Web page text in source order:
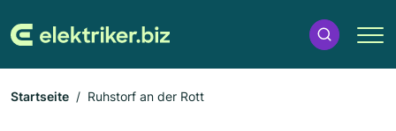
Startseite Ruhstorf an der Rott